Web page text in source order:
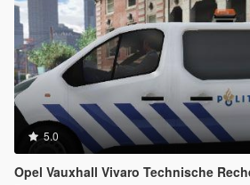
5.0
Opel Vauxhall Vivaro Technische Recherche